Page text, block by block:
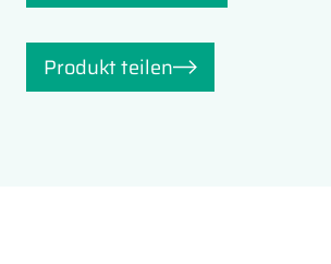
Produkt teilen